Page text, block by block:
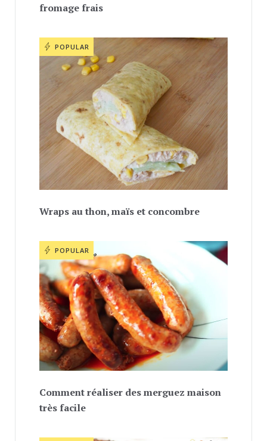
fromage frais
POPULAR
Wraps au thon, maïs et concombre
POPULAR
Comment réaliser des merguez maison
très facile